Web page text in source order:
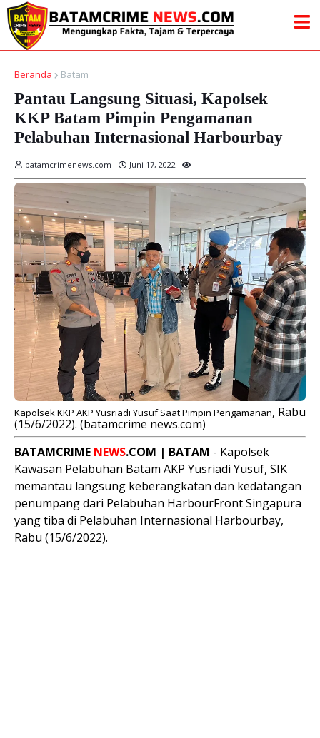
Beranda Batam
Pantau Langsung Situasi, Kapolsek
KKP Batam Pimpin Pengamanan
Pelabuhan Internasional Harbourbay
batamcrimenews.com Juni 17, 2022
Kapolsek KKP AKP Yusriadi Yusuf Saat Pimpin Pengamanan, Rabu
(15/6/2022). (batamcrime news.com)
BATAMCRIME NEWS.COM | BATAM - Kapolsek
Kawasan Pelabuhan Batam AKP Yusriadi Yusuf, SIK
memantau langsung keberangkatan dan kedatangan
penumpang dari Pelabuhan HarbourFront Singapura
yang tiba di Pelabuhan Internasional Harbourbay,
Rabu (15/6/2022).